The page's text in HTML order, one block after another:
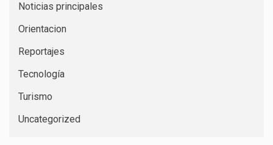
Noticias principales
Orientacion
Reportajes
Tecnología
Turismo
Uncategorized